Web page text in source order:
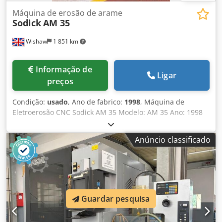
Wishaw 1 851 km
Máquina de erosão de arame
SodickAM 35
preços
Ligar
Condição: usado, Ano de fabrico: 1998, Máquina de
Eletroerosão CNC Sodick AM 35 Modelo: AM 35 Ano: 1998
Controle: Neuro Fuzzy II 40: Deslocamento do eixo X: 350
mm Deslocamento do eixo Y: 250 mm Deslocamento do
eixo Z: 250 mm Dimensões do Tanque: L 790 x P 590 x A
320 mm Peso máximo do eletrodo: 50 kg Carga máxima da
mesa: 550 kg Dsdpfx Ajwqgh Asdksck Com: Mandril
magnético 350 x 250 mm
Anúncio classificado
Guardar pesquisa